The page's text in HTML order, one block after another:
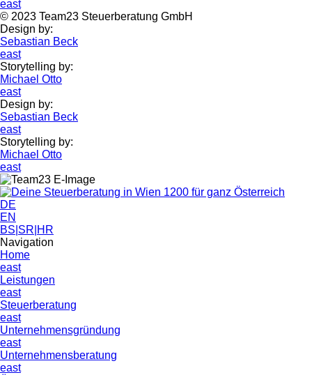
east
© 2023 Team23 Steuerberatung GmbH
Design by:
Sebastian Beck
east
Storytelling by:
Michael Otto
east
Design by:
Sebastian Beck
east
Storytelling by:
Michael Otto
east
DE
EN
BS|SR|HR
Navigation
Home
east
Leistungen
east
Steuerberatung
east
Unternehmens­gründung
east
Unternehmensberatung
east